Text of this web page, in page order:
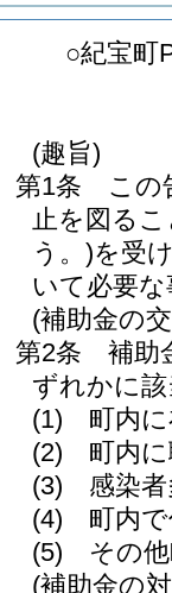
○紀宝町
(趣旨)
第1条
この
止を図る
う。)を受
いて必要
(補助金の
第2条
補助
ずれかに
(1)
町内
(2)
町内
(3)
感染
(4)
町内
(5)
その
(補助金の